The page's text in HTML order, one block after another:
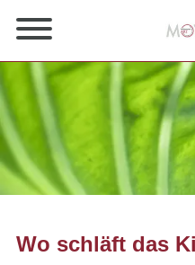
Wo schläft das